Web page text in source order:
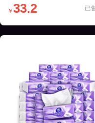
已
￥ 33.2